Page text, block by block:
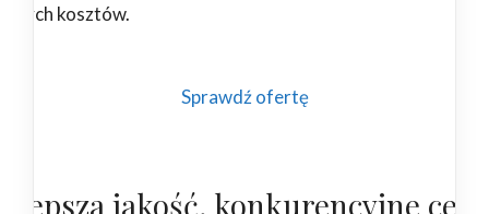
kosztów.
Sprawdź ofertę
jakość, konkurencyjne ceny